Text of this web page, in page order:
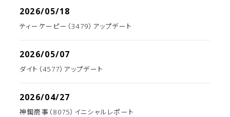
2026/05/18
ティーケーピー（3479）アップデート
2026/05/07
ダイト（4577）アップデート
2026/04/27
神鋼商事（8075）イニシャルレポート